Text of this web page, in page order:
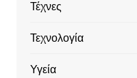
Τέχνες
Τεχνολογία
Υγεία